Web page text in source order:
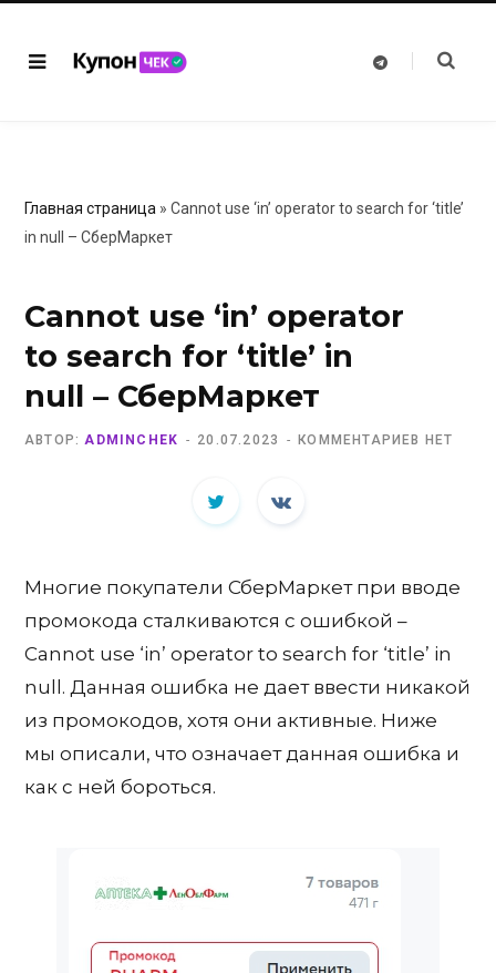
T
Главная страница » Cannot use ‘in’ operator to search for ‘title’
in null – СберМаркет
Cannot use ‘in’ operator
to search for ‘title’ in
null – СберМаркет
АВТОР: ADMINCHEK 20.07.2023 КОММЕНТАРИЕВ НЕТ
Многие покупатели СберМаркет при вводе
промокода сталкиваются с ошибкой –
Cannot use ‘in’ operator to search for ‘title’ in
null. Данная ошибка не дает ввести никакой
из промокодов, хотя они активные. Ниже
мы описали, что означает данная ошибка и
как с ней бороться.